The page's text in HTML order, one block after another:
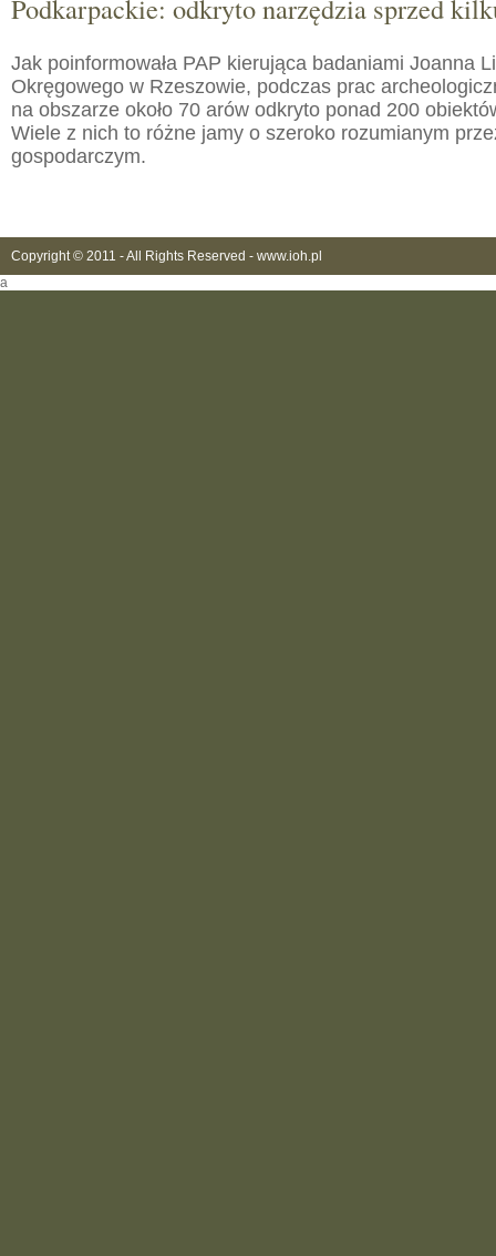
Podkarpackie: odkryto narzędzia sprzed
Jak poinformowała PAP kierująca badaniami Joanna
Okręgowego w Rzeszowie, podczas prac
na obszarze około 70 arów odkryto ponad 200
Wiele z nich to różne jamy o szeroko rozumianym
gospodarczym.
Copyright © 2011 - All Rights Reserved - www.ioh.pl
a